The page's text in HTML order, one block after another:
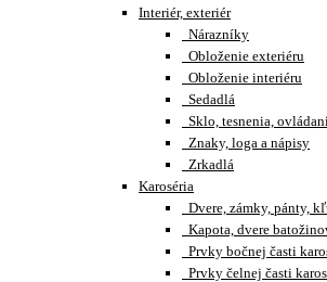
Interiér, exteriér
Nárazníky
Obloženie exteriéru
Obloženie interiéru
Sedadlá
Sklo, tesnenia,
Znaky, loga a nápisy
Zrkadlá
Karoséria
Dvere, zámky, pánty,
Kapota, dvere
Prvky bočnej časti
Prvky čelnej časti